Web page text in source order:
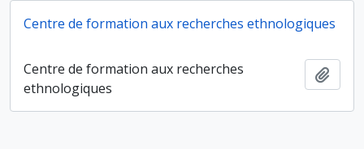
Centre de formation aux recherches ethnologiques
Centre de formation aux recherches
ethnologiques